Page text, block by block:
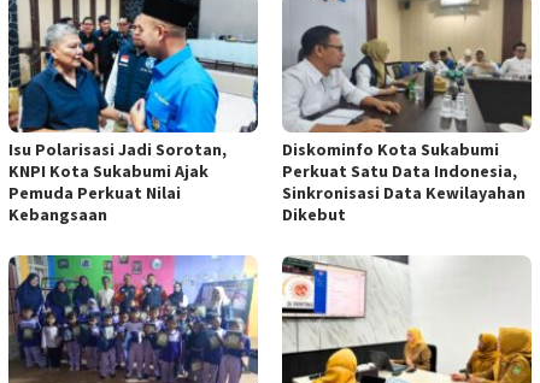
Isu Polarisasi Jadi Sorotan,
KNPI Kota Sukabumi Ajak
Pemuda Perkuat Nilai
Kebangsaan
Diskominfo Kota Sukabumi
Perkuat Satu Data Indonesia,
Sinkronisasi Data Kewilayahan
Dikebut